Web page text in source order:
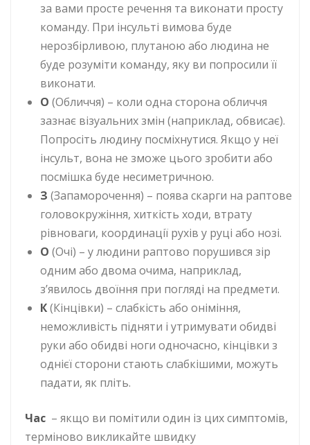
за вами просте речення та виконати просту
команду. При інсульті вимова буде
нерозбірливою, плутаною або людина не
буде розуміти команду, яку ви попросили її
виконати.
О (Обличчя) – коли одна сторона обличчя
зазнає візуальних змін (наприклад, обвисає).
Попросіть людину посміхнутися. Якщо у неї
інсульт, вона не зможе цього зробити або
посмішка буде несиметричною.
З (Запаморочення) – поява скарги на раптове
головокружіння, хиткість ходи, втрату
рівноваги, координації рухів у руці або нозі.
О (Очі) – у людини раптово порушився зір
одним або двома очима, наприклад,
зʼявилось двоїння при погляді на предмети.
К(Кінцівки) – слабкість або оніміння,
неможливість підняти і утримувати обидві
руки або обидві ноги одночасно, кінцівки з
однієї сторони стають слабкішими, можуть
падати, як пліть.
Час – якщо ви помітили один із цих симптомів,
терміново викликайте швидку